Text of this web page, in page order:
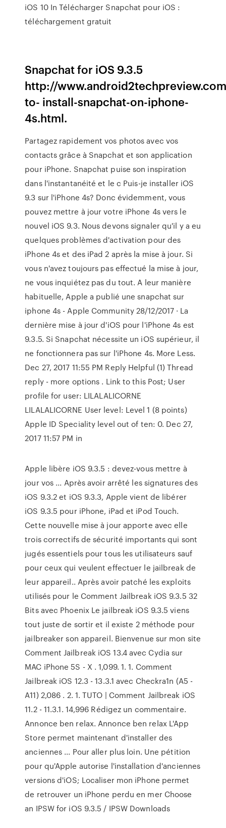
iOS 10 In Télécharger Snapchat pour iOS :
téléchargement gratuit
Snapchat for iOS 9.3.5
http://
to- install-snapchat-on-iphone-
4s.html.
Partagez rapidement vos photos avec vos
contacts grâce à Snapchat et son application
pour iPhone. Snapchat puise son inspiration
dans l'instantanéité et le c Puis-je installer iOS
9.3 sur l'iPhone 4s? Donc évidemment, vous
pouvez mettre à jour votre iPhone 4s vers le
nouvel iOS 9.3. Nous devons signaler qu'il y a eu
quelques problèmes d'activation pour des
iPhone 4s et des iPad 2 après la mise à jour. Si
vous n'avez toujours pas effectué la mise à jour,
ne vous inquiétez pas du tout. A leur manière
habituelle, Apple a publié une snapchat sur
iphone 4s - Apple Community 28/12/2017 · La
dernière mise à jour d'iOS pour l'iPhone 4s est
9.3.5. Si Snapchat nécessite un iOS supérieur, il
ne fonctionnera pas sur l'iPhone 4s. More Less.
Dec 27, 2017 11:55 PM Reply Helpful (1) Thread
reply - more options . Link to this Post; User
profile for user: LILALALICORNE
LILALALICORNE User level: Level 1 (8 points)
Apple ID Speciality level out of ten: 0. Dec 27,
2017 11:57 PM in
Apple libère iOS 9.3.5 : devez-vous mettre à
jour vos ... Après avoir arrêté les signatures des
iOS 9.3.2 et iOS 9.3.3, Apple vient de libérer
iOS 9.3.5 pour iPhone, iPad et iPod Touch.
Cette nouvelle mise à jour apporte avec elle
trois correctifs de sécurité importants qui sont
jugés essentiels pour tous les utilisateurs sauf
pour ceux qui veulent effectuer le jailbreak de
leur appareil.. Après avoir patché les exploits
utilisés pour le Comment Jailbreak iOS 9.3.5 32
Bits avec Phoenix Le jailbreak iOS 9.3.5 viens
tout juste de sortir et il existe 2 méthode pour
jailbreaker son appareil. Bienvenue sur mon site
Comment Jailbreak iOS 13.4 avec Cydia sur
MAC iPhone 5S - X . 1,099. 1. 1. Comment
Jailbreak iOS 12.3 - 13.3.1 avec Checkra1n (A5 -
A11) 2,086 . 2. 1. TUTO | Comment Jailbreak iOS
11.2 - 11.3.1. 14,996 Rédigez un commentaire.
Annonce ben relax. Annonce ben relax L'App
Store permet maintenant d'installer des
anciennes ... Pour aller plus loin. Une pétition
pour qu'Apple autorise l'installation d'anciennes
versions d'iOS; Localiser mon iPhone permet
de retrouver un iPhone perdu en mer Choose
an IPSW for iOS 9.3.5 / IPSW Downloads